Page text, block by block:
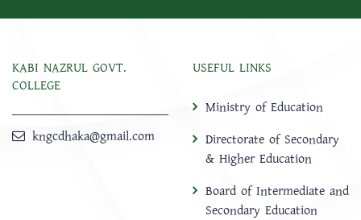
KABI NAZRUL GOVT.
COLLEGE
kngcdhaka@gmail.com
USEFUL LINKS
Ministry of Education
Directorate of Secondary
& Higher Education
Board of Intermediate and
Secondary Education